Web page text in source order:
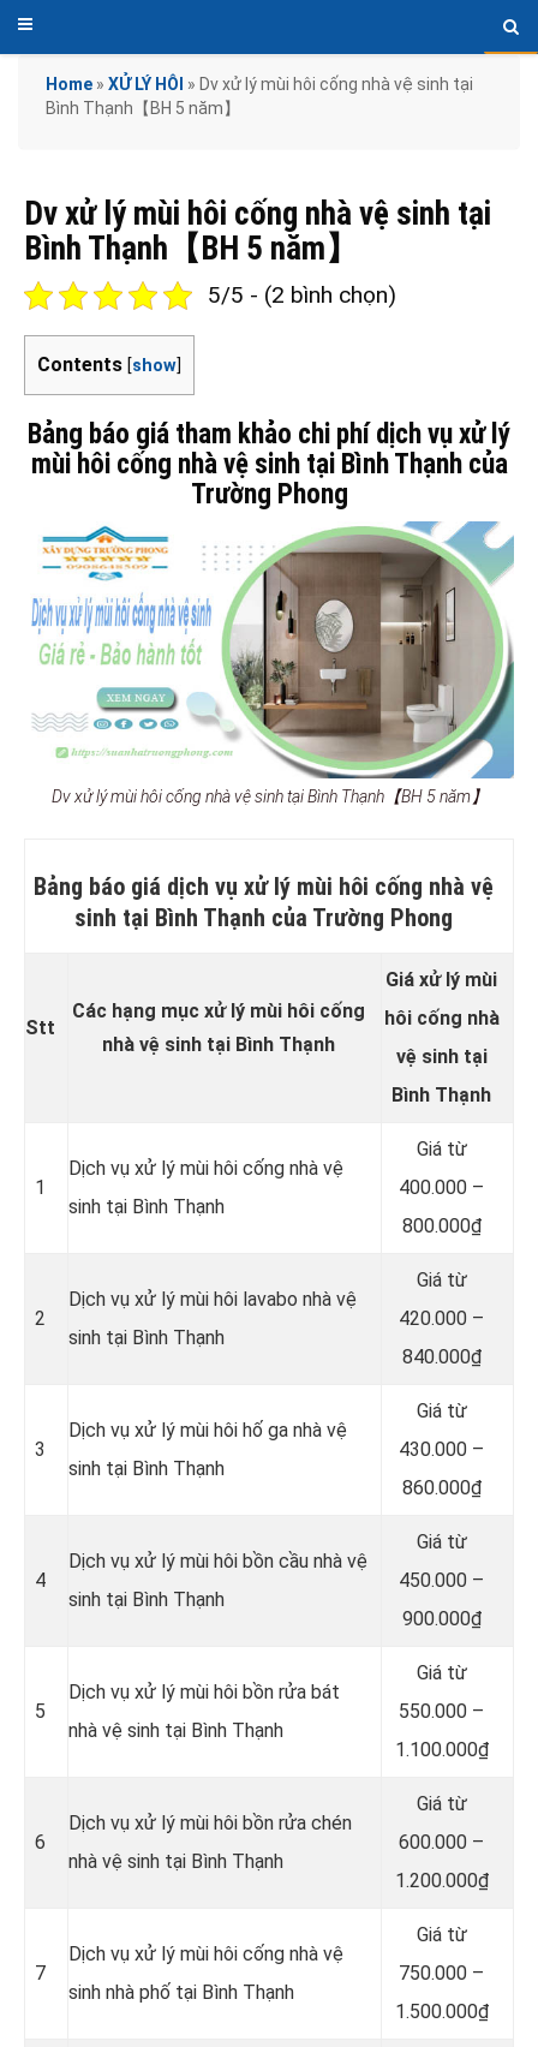
Home » XỬ LÝ HÔI » Dv xử lý mùi hôi cống nhà vệ sinh tại
Bình Thạnh【BH 5 năm】
Dv xử lý mùi hôi cống nhà vệ sinh tại
Bình Thạnh【BH 5 năm】
5/5 - (2 bình chọn)
Contents [show]
Bảng báo giá tham khảo chi phí dịch vụ xử lý
mùi hôi cống nhà vệ sinh tại Bình Thạnh của
Trường Phong
Dv xử lý mùi hôi cống nhà vệ sinh tại Bình Thạnh【BH 5 năm】
Bảng báo giá dịch vụ xử lý mùi hôi cống nhà vệ
sinh tại Bình Thạnh của Trường Phong
Stt
Các hạng mục xử lý mùi hôi cống
nhà vệ sinh tại Bình Thạnh
Giá xử lý mùi
hôi cống nhà
vệ sinh tại
Bình Thạnh
1
Dịch vụ xử lý mùi hôi cống nhà vệ
sinh tại Bình Thạnh
Giá từ
400.000 –
800.000₫
2
Dịch vụ xử lý mùi hôi lavabo nhà vệ
sinh tại Bình Thạnh
Giá từ
420.000 –
840.000₫
3
Dịch vụ xử lý mùi hôi hố ga nhà vệ
sinh tại Bình Thạnh
Giá từ
430.000 –
860.000₫
4
Dịch vụ xử lý mùi hôi bồn cầu nhà vệ
sinh tại Bình Thạnh
Giá từ
450.000 –
900.000₫
5
Dịch vụ xử lý mùi hôi bồn rửa bát
nhà vệ sinh tại Bình Thạnh
Giá từ
550.000 –
1.100.000₫
6
Dịch vụ xử lý mùi hôi bồn rửa chén
nhà vệ sinh tại Bình Thạnh
Giá từ
600.000 –
1.200.000₫
7
Dịch vụ xử lý mùi hôi cống nhà vệ
sinh nhà phố tại Bình Thạnh
Giá từ
750.000 –
1.500.000₫